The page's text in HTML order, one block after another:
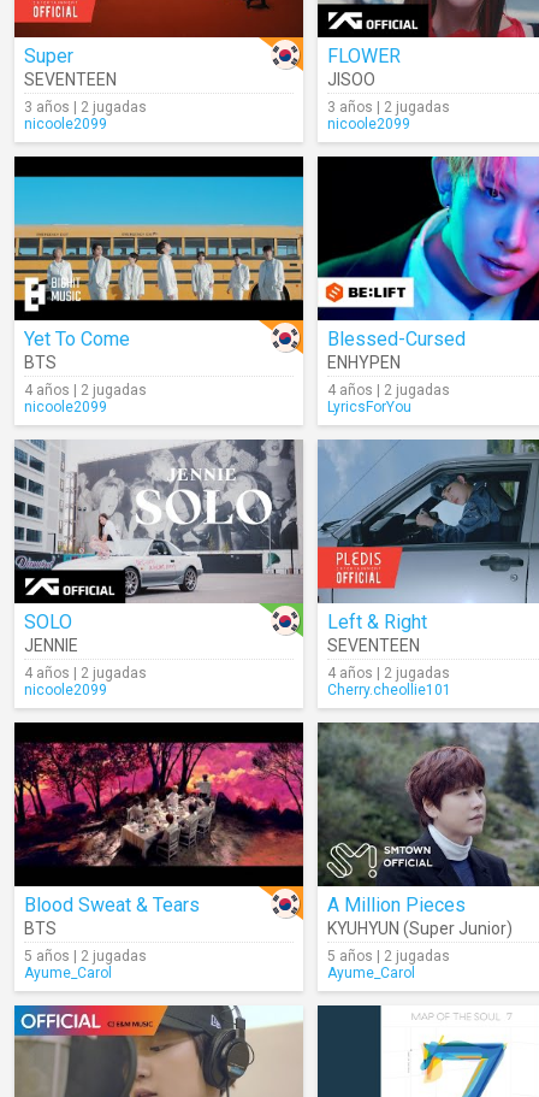
Super
SEVENTEEN
3 años | 2 jugadas
nicoole2099
FLOWER
JISOO
3 años | 2 jugadas
nicoole2099
Yet To Come
BTS
4 años | 2 jugadas
nicoole2099
Blessed-Cursed
ENHYPEN
4 años | 2 jugadas
LyricsForYou
SOLO
JENNIE
4 años | 2 jugadas
nicoole2099
Left & Right
SEVENTEEN
4 años | 2 jugadas
Cherry.cheollie101
Blood Sweat & Tears
BTS
5 años | 2 jugadas
Ayume_Carol
A Million Pieces
KYUHYUN (Super Junior)
5 años | 2 jugadas
Ayume_Carol